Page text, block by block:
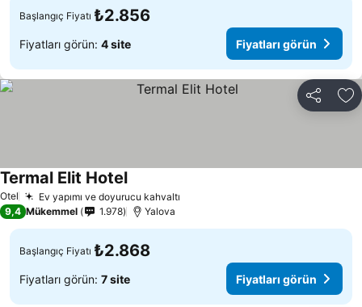
Başlangıç Fiyatı ₺2.856
Fiyatları görün: 4 site Fiyatları görün
Paylaş
Otel Ev yapımı ve doyurucu kahvaltı
Termal Elit Hotel
9,4 Mükemmel 1.978 Yalova
Başlangıç Fiyatı ₺2.868
Fiyatları görün: 7 site Fiyatları görün